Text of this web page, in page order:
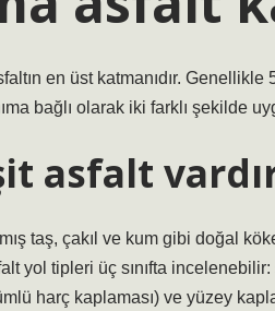
en üst katmanıdır. Genellikle
bağlı olarak iki farklı şekilde
asfalt
taş, çakıl ve kum gibi doğal
yol tipleri üç sınıfta incelenebilir:
harç kaplaması) ve yüzey